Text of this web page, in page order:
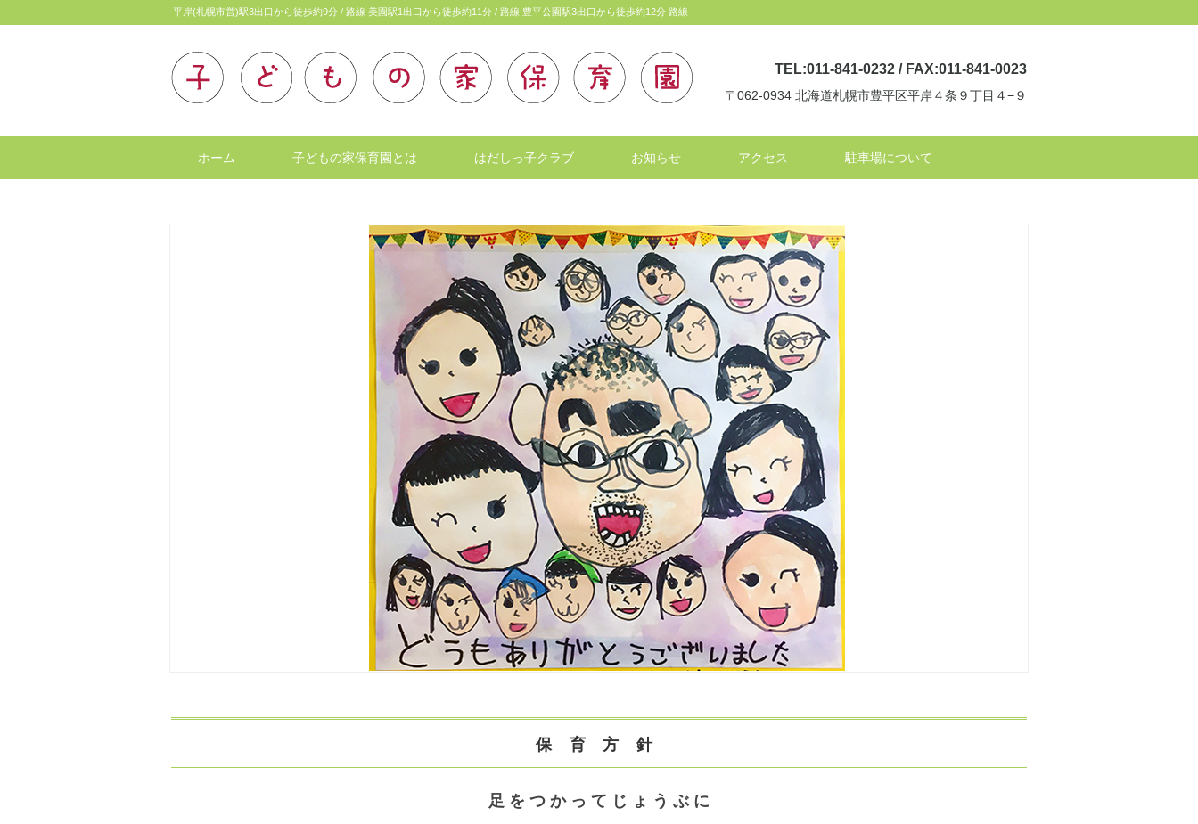
平岸(札幌市営)駅3出口から徒歩約9分 / 路線 美園駅1出口から徒歩約11分 / 路線 豊平公園駅3出口から徒歩約12分 路線
TEL:011-841-0232 / FAX:011-841-0023
〒062-0934 北海道札幌市豊平区平岸４条９丁目４−９
ホーム 子どもの家保育園とは はだしっ子クラブ お知らせ アクセス 駐車場について
保 育 方 針
足 を つ か っ て じ ょ う ぶ に